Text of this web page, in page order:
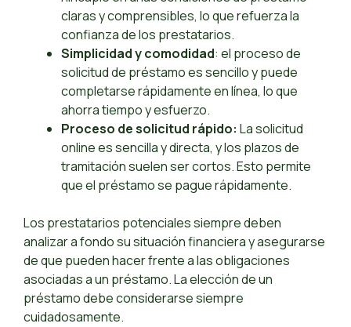
claras y comprensibles, lo que refuerza la
confianza de los prestatarios.
Simplicidad y comodidad: el proceso de
solicitud de préstamo es sencillo y puede
completarse rápidamente en línea, lo que
ahorra tiempo y esfuerzo.
Proceso de solicitud rápido: La solicitud
online es sencilla y directa, y los plazos de
tramitación suelen ser cortos. Esto permite
que el préstamo se pague rápidamente.
Los prestatarios potenciales siempre deben
analizar a fondo su situación financiera y asegurarse
de que pueden hacer frente a las obligaciones
asociadas a un préstamo. La elección de un
préstamo debe considerarse siempre
cuidadosamente.